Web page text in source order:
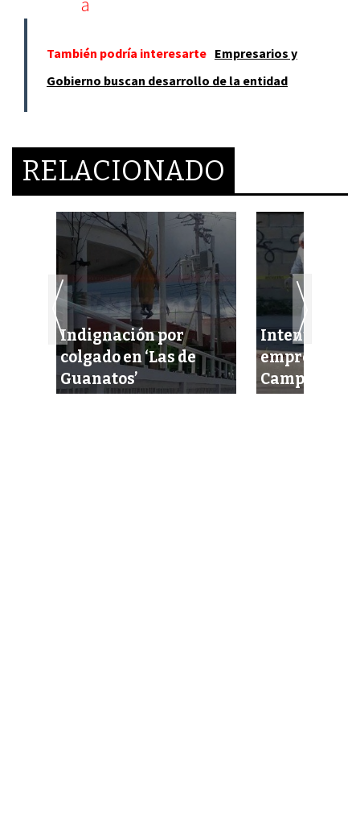
También podría interesarte Empresarios y
Gobierno buscan desarrollo de la entidad
RELACIONADO
Indignación por
colgado en ‘Las de
Guanatos’
Intentan
empresario
Campeche